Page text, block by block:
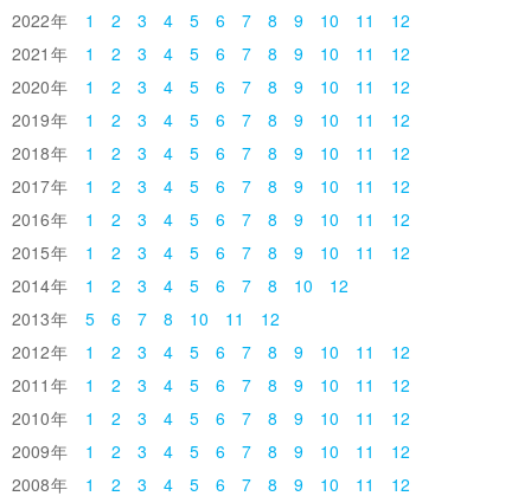
2022
1 2 3 4 5 6 7 8 9 10 11
12
2021
1 2 3 4 5 6 7 8 9 10 11
12
2020
1 2 3 4 5 6 7 8 9 10 11
12
2019
1 2 3 4 5 6 7 8 9 10 11
12
2018
1 2 3 4 5 6 7 8 9 10 11
12
2017
1 2 3 4 5 6 7 8 9 10 11
12
2016
1 2 3 4 5 6 7 8 9 10 11
12
2015
1 2 3 4 5 6 7 8 9 10 11
12
2014
1 2 3 4 5 6 7 8 10
12
2013
5 6 7 8 10 11
12
2012
1 2 3 4 5 6 7 8 9 10 11
12
2011
1 2 3 4 5 6 7 8 9 10 11
12
2010
1 2 3 4 5 6 7 8 9 10 11
12
2009
1 2 3 4 5 6 7 8 9 10 11
12
2008
1 2 3 4 5 6 7 8 9 10 11 12